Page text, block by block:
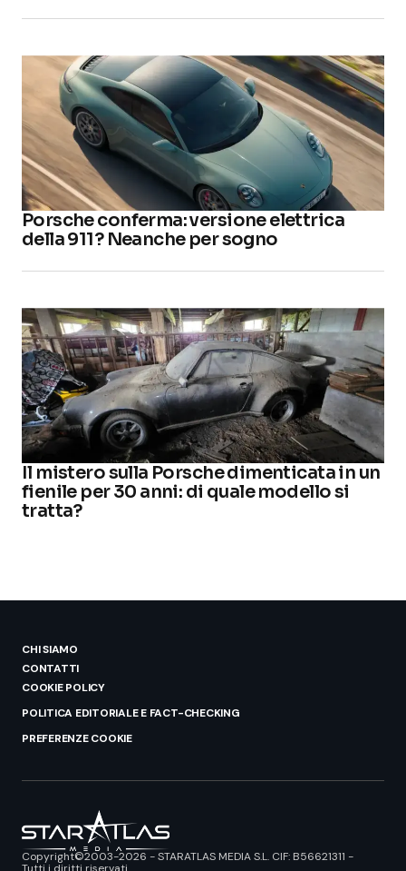
Porsche conferma: versione elettrica
della 911? Neanche per sogno
Il mistero sulla Porsche dimenticata in un
fienile per 30 anni: di quale modello si
tratta?
CHI SIAMO
CONTATTI
COOKIE POLICY
POLITICA EDITORIALE E FACT-CHECKING
PREFERENZE COOKIE
Copyright©2003-2026 - STARATLAS MEDIA S.L. CIF: B56621311 -